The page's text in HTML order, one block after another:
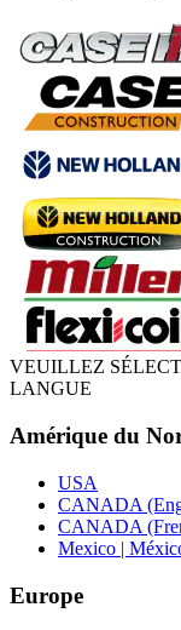
VEUILLEZ
LANGUE
Amérique du
USA
CANADA
CANADA
Mexico |
Europe